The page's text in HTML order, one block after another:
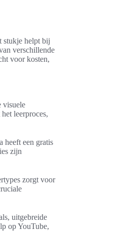
stukje helpt bij
verschillende
voor kosten,
visuele
leerproces,
heeft een gratis
zijn
zorgt voor
uitgebreide
op YouTube,